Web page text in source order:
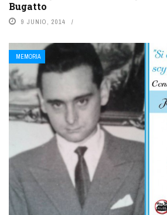
Bugatto
9 JUNIO, 2014
MEMORIA